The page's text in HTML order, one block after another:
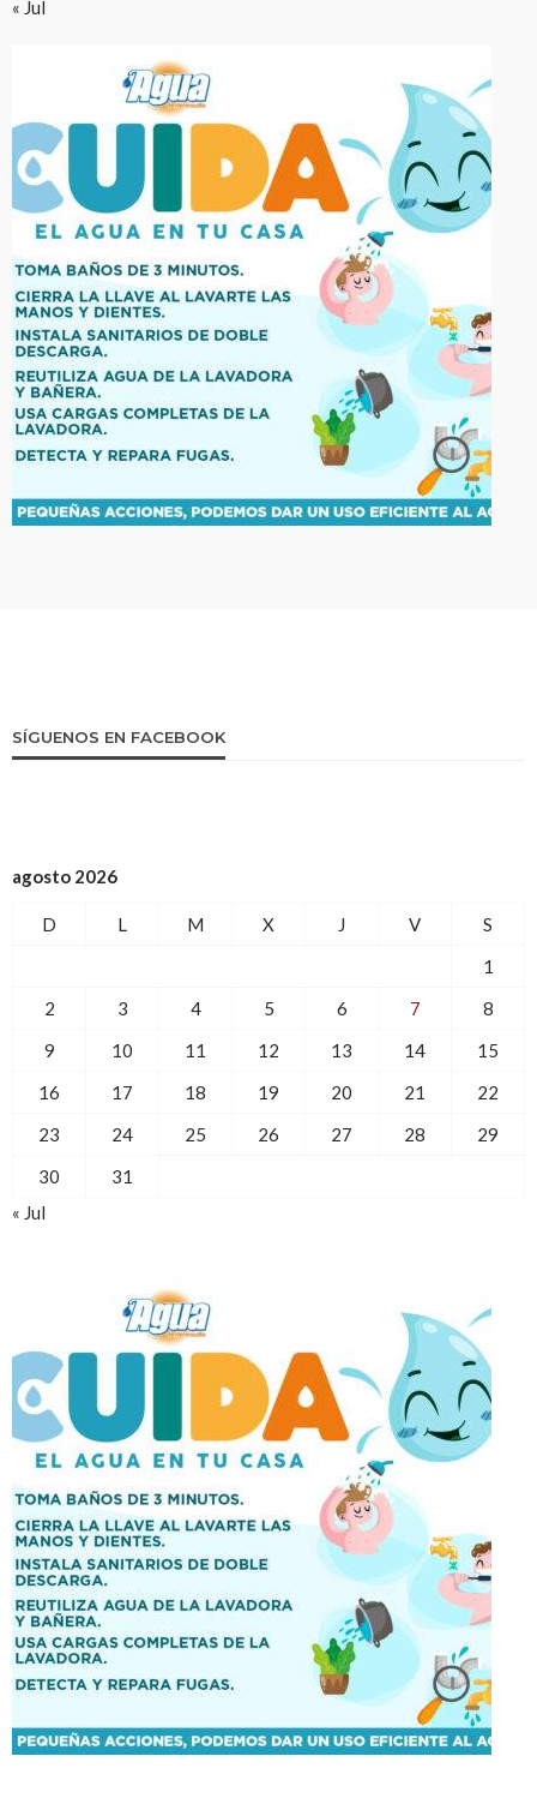
« Jul
SÍGUENOS EN FACEBOOK
agosto 2026
D L M X J V
S
1
2
3 4 5 6 7
8
9
10 11 12 13 14
15
16
17 18 19 20 21
22
23
24 25 26 27 28
29
30
31
« Jul